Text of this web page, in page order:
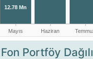
Portföy